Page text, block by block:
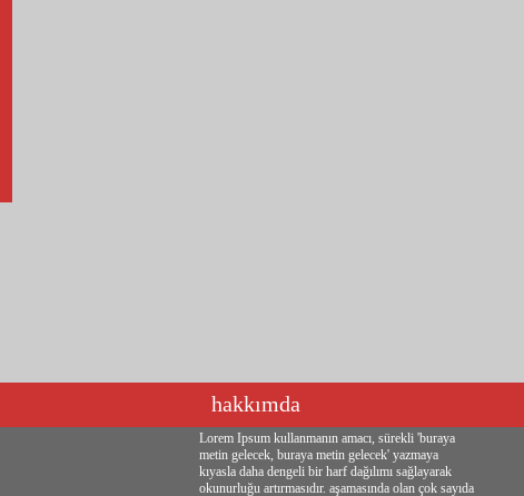
hakkımda
Lorem Ipsum kullanmanın amacı, sürekli 'buraya
metin gelecek, buraya metin gelecek' yazmaya
kıyasla daha dengeli bir harf dağılımı sağlayarak
okunurluğu artırmasıdır. aşamasında olan çok sayıda